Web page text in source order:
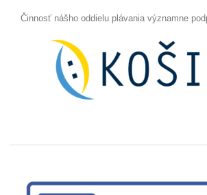
Činnosť nášho oddielu plávania významne